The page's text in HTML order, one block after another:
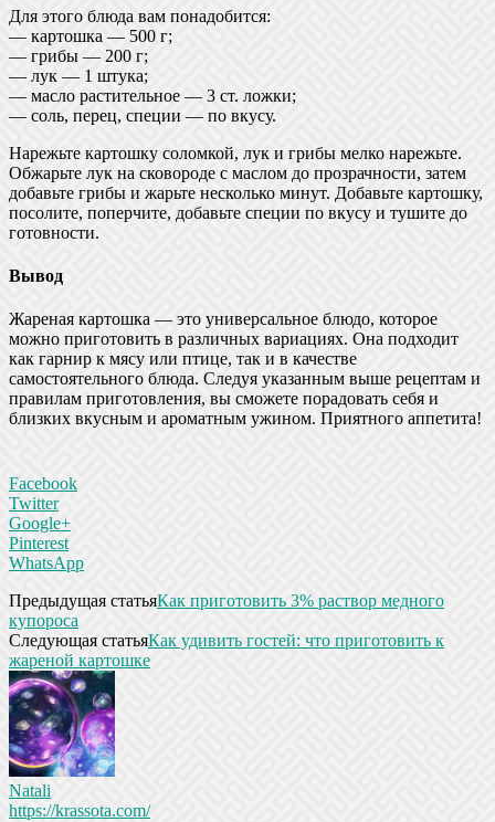
Для этого блюда вам понадобится:
— картошка — 500 г;
— грибы — 200 г;
— лук — 1 штука;
— масло растительное — 3 ст. ложки;
— соль, перец, специи — по вкусу.
Нарежьте картошку соломкой, лук и грибы мелко нарежьте.
Обжарьте лук на сковороде с маслом до прозрачности, затем
добавьте грибы и жарьте несколько минут. Добавьте картошку,
посолите, поперчите, добавьте специи по вкусу и тушите до
готовности.
Вывод
Жареная картошка — это универсальное блюдо, которое
можно приготовить в различных вариациях. Она подходит
как гарнир к мясу или птице, так и в качестве
самостоятельного блюда. Следуя указанным выше рецептам и
правилам приготовления, вы сможете порадовать себя и
близких вкусным и ароматным ужином. Приятного аппетита!
Facebook
Twitter
Google+
Pinterest
WhatsApp
Предыдущая статьяКак приготовить 3% раствор медного
купороса
Следующая статьяКак удивить гостей: что приготовить к
жареной картошке
Natali
https://krassota.com/